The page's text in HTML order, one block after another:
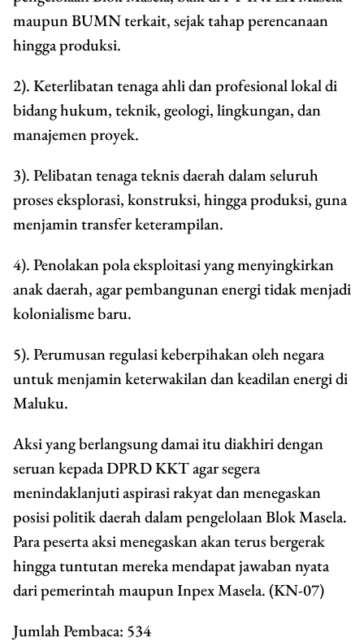
maupun BUMN terkait, sejak tahap perencanaan
hingga produksi.
2). Keterlibatan tenaga ahli dan profesional lokal di
bidang hukum, teknik, geologi, lingkungan, dan
manajemen proyek.
3). Pelibatan tenaga teknis daerah dalam seluruh
proses eksplorasi, konstruksi, hingga produksi, guna
menjamin transfer keterampilan.
4). Penolakan pola eksploitasi yang menyingkirkan
anak daerah, agar pembangunan energi tidak menjadi
kolonialisme baru.
5). Perumusan regulasi keberpihakan oleh negara
untuk menjamin keterwakilan dan keadilan energi di
Maluku.
Aksi yang berlangsung damai itu diakhiri dengan
seruan kepada DPRD KKT agar segera
menindaklanjuti aspirasi rakyat dan menegaskan
posisi politik daerah dalam pengelolaan Blok Masela.
Para peserta aksi menegaskan akan terus bergerak
hingga tuntutan mereka mendapat jawaban nyata
dari pemerintah maupun Inpex Masela. (KN-07)
Jumlah Pembaca: 534